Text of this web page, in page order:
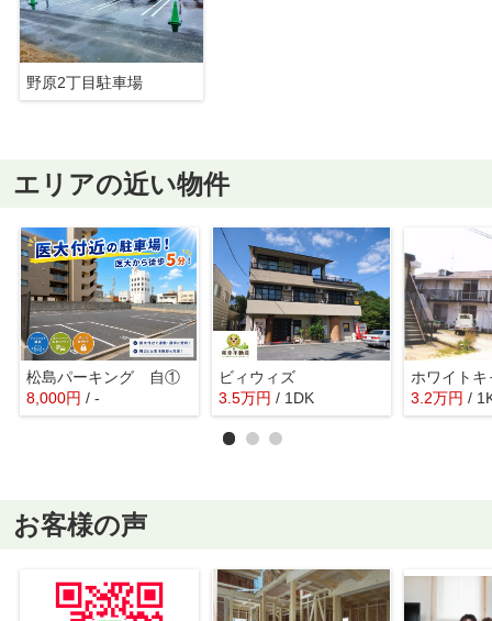
野原2丁目駐車場
エリアの近い物件
松島パーキング 自①
8,000円 / -
ビィウィズ
3.5万円 / 1DK
ホワイトキ
3.2万円 /
お客様の声